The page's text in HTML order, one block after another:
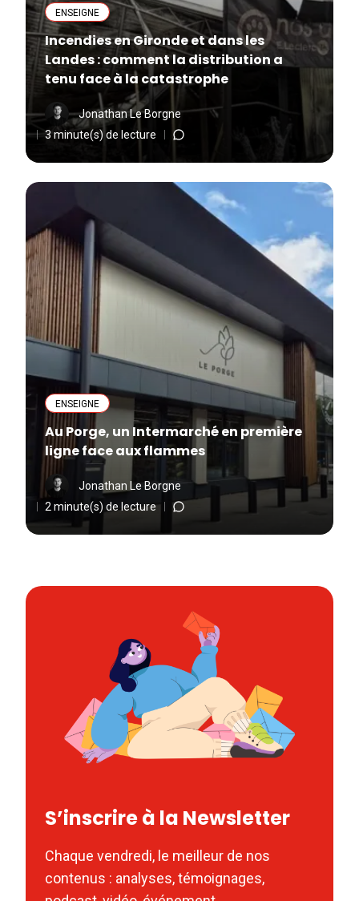
ENSEIGNE
Incendies en Gironde et dans les
Landes : comment la distribution a
tenu face à la catastrophe
Jonathan Le Borgne
3 minute(s) de lecture
ENSEIGNE
Au Porge, un Intermarché en première
ligne face aux flammes
Jonathan Le Borgne
2 minute(s) de lecture
S’inscrire à la Newsletter
Chaque vendredi, le meilleur de nos
contenus : analyses, témoignages,